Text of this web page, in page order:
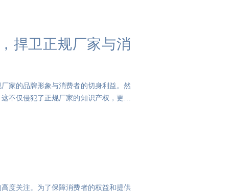
捍卫正规厂家与消
家的品牌形象与消费者的切身利益。然
不仅侵犯了正规厂家的知识产权，更严
度关注。为了保障消费者的权益和提供